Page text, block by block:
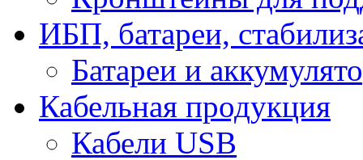
ИБП, батареи,
Батареи и
Кабельная продукция
Кабели USB